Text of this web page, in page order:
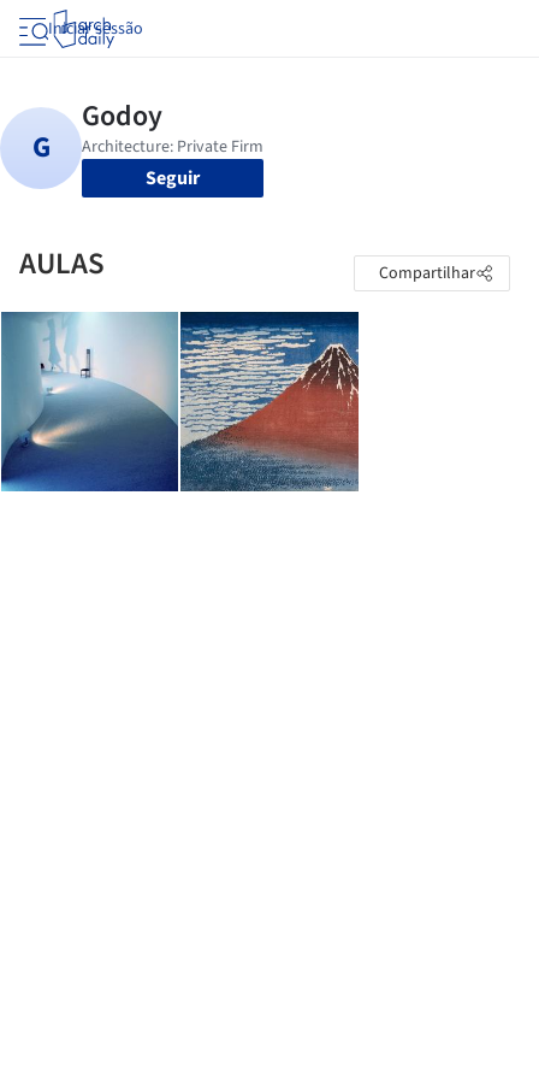
Iniciar sessão
Seguir
AULAS Compartilhar